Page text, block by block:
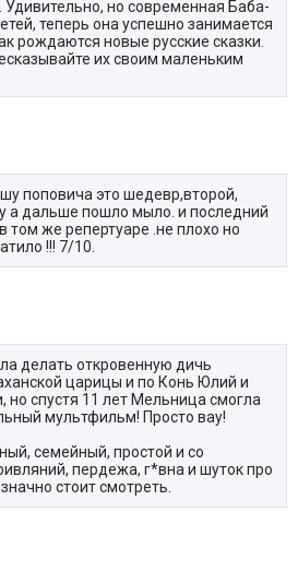
Удивительно, но современная Баба-
теперь она успешно занимается
рождаются новые русские сказки.
их своим маленьким
поповича это шедевр,второй,
а дальше пошло мыло. и последний
том же репертуаре .не плохо но
!!! 7/10.
делать откровенную дичь
царицы и по Конь Юлий и
но спустя 11 лет Мельница смогла
мультфильм! Просто вау!
семейный, простой и со
пердежа, г*вна и шуток про
стоит смотреть.